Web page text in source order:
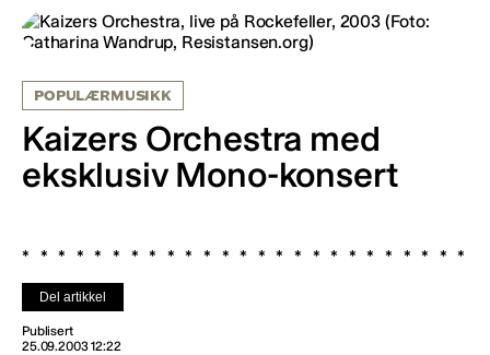
POPULÆRMUSIKK
Kaizers Orchestra med
eksklusiv Mono-konsert
Del artikkel
Publisert
25.09.2003 12:22